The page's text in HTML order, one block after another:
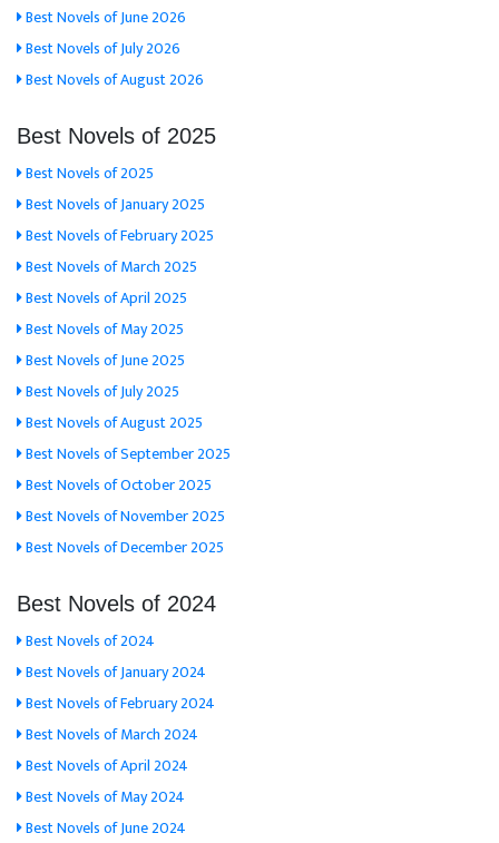
Best Novels of June 2026
Best Novels of July 2026
Best Novels of August 2026
Best Novels of 2025
Best Novels of 2025
Best Novels of January 2025
Best Novels of February 2025
Best Novels of March 2025
Best Novels of April 2025
Best Novels of May 2025
Best Novels of June 2025
Best Novels of July 2025
Best Novels of August 2025
Best Novels of September 2025
Best Novels of October 2025
Best Novels of November 2025
Best Novels of December 2025
Best Novels of 2024
Best Novels of 2024
Best Novels of January 2024
Best Novels of February 2024
Best Novels of March 2024
Best Novels of April 2024
Best Novels of May 2024
Best Novels of June 2024